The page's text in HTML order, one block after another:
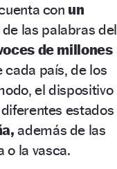
con un
de las palabras del
de millones
país, de los
el dispositivo
estados
además de las
o la vasca.